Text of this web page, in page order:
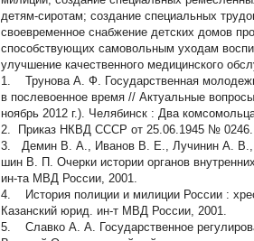
детям-сиротам; создание специальных
своевременное снабжение детских домов
способствующих самовольным уходам
улучшение качественного медицинского
1.
Трунова А. Ф. Государственная
в послевоенное время // Актуальные
ноябрь 2012 г.). Челябинск : Два
2. Приказ НКВД СССР от 25.06.1945 № 0246.
3.
Демин В. А., Иванов В. Е., Лучинин А.
шин В. П. Очерки истории органов
ин-та МВД России, 2001.
4. История полиции и милиции России :
Казанский юрид. ин-т МВД России, 2001.
5.
Славко А. А. Государственное